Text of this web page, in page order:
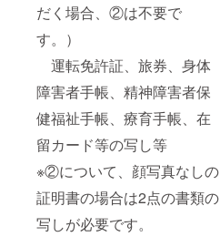
だく場合、②は不要で
す。）
運転免許証、旅券、身体
障害者手帳、精神障害者保
健福祉手帳、療育手帳、在
留カード等の写し等
※②について、顔写真なしの
証明書の場合は2点の書類の
写しが必要です。